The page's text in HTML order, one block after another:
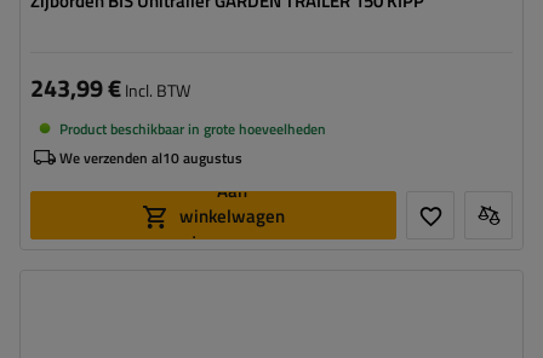
243,99 €Incl. BTW
Product beschikbaar in grote hoeveelheden
We verzenden al10 augustus
Aan
winkelwagen
toevoegen